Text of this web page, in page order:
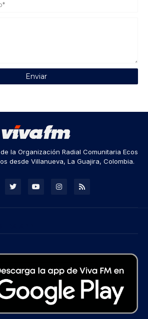
la Organización Radial Comunitaria Ecos
desde Villanueva, La Guajira, Colombia.